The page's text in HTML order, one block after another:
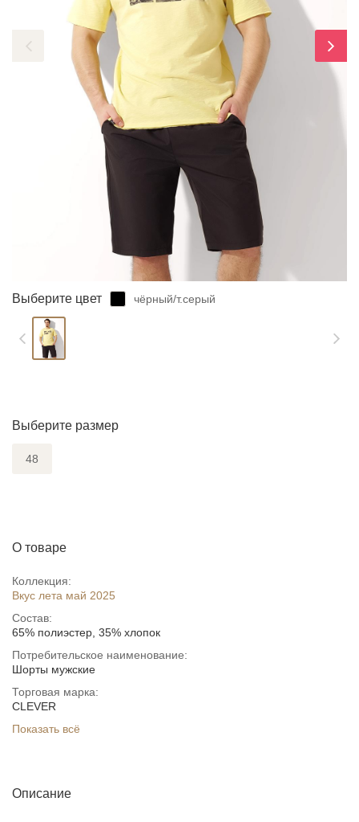
Выберите цвет чёрный/т.серый
Выберите размер
48
О товаре
Коллекция:
Вкус лета май 2025
Состав:
65% полиэстер, 35% хлопок
Потребительское наименование:
Шорты мужские
Торговая марка:
CLEVER
Показать всё
Описание